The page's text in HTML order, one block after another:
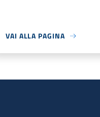
VAI ALLA PAGINA